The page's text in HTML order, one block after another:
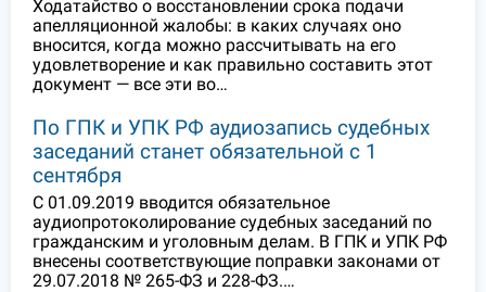
Ходатайство о восстановлении срока подачи
апелляционной жалобы: в каких случаях оно
вносится, когда можно рассчитывать на его
удовлетворение и как правильно составить этот
документ — все эти во…
По ГПК и УПК РФ аудиозапись судебных
заседаний станет обязательной с 1
сентября
С 01.09.2019 вводится обязательное
аудиопротоколирование судебных заседаний по
гражданским и уголовным делам. В ГПК и УПК РФ
внесены соответствующие поправки законами от
29.07.2018 № 265-ФЗ и 228-ФЗ.…